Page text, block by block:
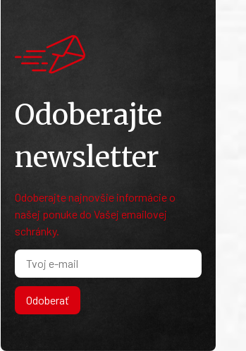
Odoberajte
newsletter
Odoberajte najnovšie informácie o
našej ponuke do Vašej emailovej
schránky.
Odoberať